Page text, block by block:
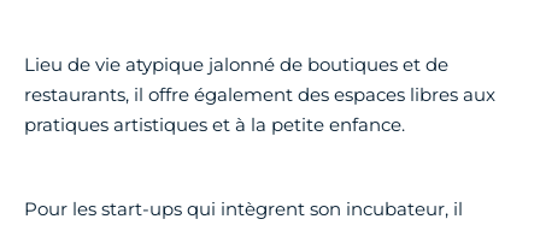
Lieu de vie atypique jalonné de boutiques et de
restaurants, il offre également des espaces libres aux
pratiques artistiques et à la petite enfance.
Pour les start-ups qui intègrent son incubateur, il